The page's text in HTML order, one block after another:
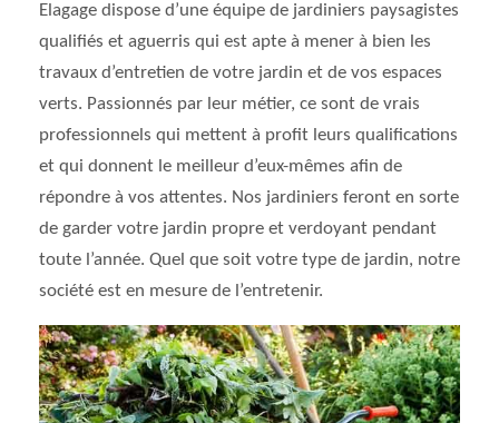
Elagage dispose d’une équipe de jardiniers paysagistes
qualifiés et aguerris qui est apte à mener à bien les
travaux d’entretien de votre jardin et de vos espaces
verts. Passionnés par leur métier, ce sont de vrais
professionnels qui mettent à profit leurs qualifications
et qui donnent le meilleur d’eux-mêmes afin de
répondre à vos attentes. Nos jardiniers feront en sorte
de garder votre jardin propre et verdoyant pendant
toute l’année. Quel que soit votre type de jardin, notre
société est en mesure de l’entretenir.